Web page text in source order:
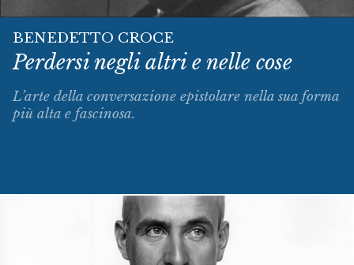
BENEDETTO CROCE
Perdersi negli altri e nelle cose
L’arte della conversazione epistolare nella sua forma
più alta e fascinosa.